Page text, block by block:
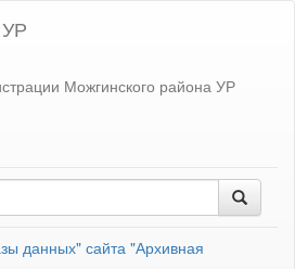
Можгинского района УР
данных" сайта "Архивная